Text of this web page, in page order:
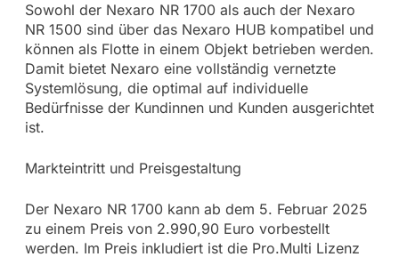
Sowohl der Nexaro NR 1700 als auch der Nexaro
NR 1500 sind über das Nexaro HUB kompatibel und
können als Flotte in einem Objekt betrieben werden.
Damit bietet Nexaro eine vollständig vernetzte
Systemlösung, die optimal auf individuelle
Bedürfnisse der Kundinnen und Kunden ausgerichtet
ist.
Markteintritt und Preisgestaltung
Der Nexaro NR 1700 kann ab dem 5. Februar 2025
zu einem Preis von 2.990,90 Euro vorbestellt
werden. Im Preis inkludiert ist die Pro.Multi Lizenz